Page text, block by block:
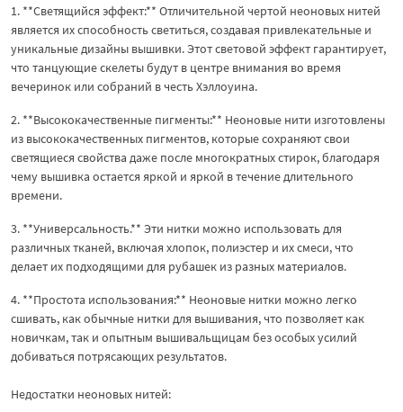
1. **Светящийся эффект:** Отличительной чертой неоновых нитей
является их способность светиться, создавая привлекательные и
уникальные дизайны вышивки. Этот световой эффект гарантирует,
что танцующие скелеты будут в центре внимания во время
вечеринок или собраний в честь Хэллоуина.
2. **Высококачественные пигменты:** Неоновые нити изготовлены
из высококачественных пигментов, которые сохраняют свои
светящиеся свойства даже после многократных стирок, благодаря
чему вышивка остается яркой и яркой в течение длительного
времени.
3. **Универсальность.** Эти нитки можно использовать для
различных тканей, включая хлопок, полиэстер и их смеси, что
делает их подходящими для рубашек из разных материалов.
4. **Простота использования:** Неоновые нитки можно легко
сшивать, как обычные нитки для вышивания, что позволяет как
новичкам, так и опытным вышивальщицам без особых усилий
добиваться потрясающих результатов.
Недостатки неоновых нитей: